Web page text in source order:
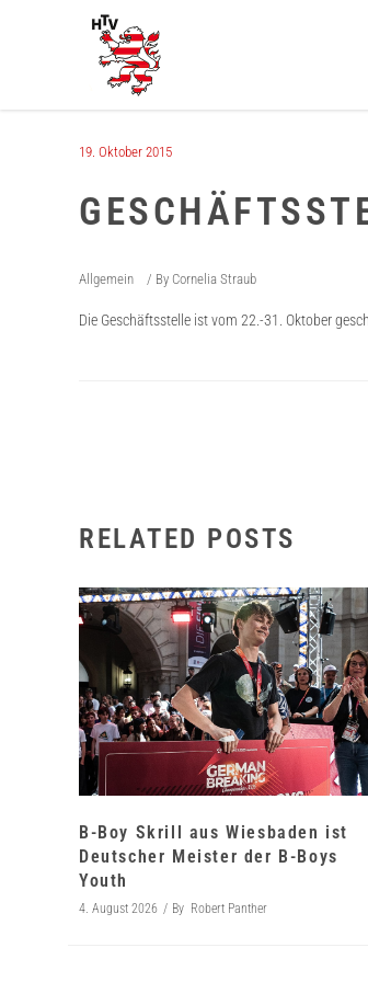
19. Oktober 2015
Allgemein By Cornelia Straub
Die Geschäftsstelle ist vom 22.-31. Oktober
RELATED POSTS
B-Boy Skrill aus Wiesbaden ist
Deutscher Meister der B-Boys
Youth
4. August 2026 By Robert Panther